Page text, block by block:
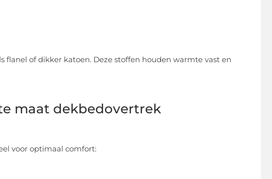
of dikker katoen. Deze stoffen houden warmte vast en
maat dekbedovertrek
voor optimaal comfort: